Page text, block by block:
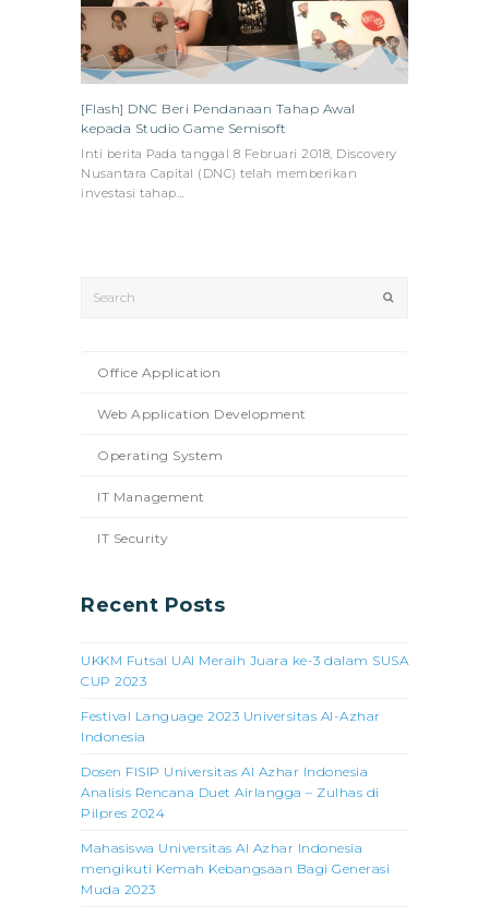
[Flash] DNC Beri Pendanaan Tahap Awal
kepada Studio Game Semisoft
Inti berita Pada tanggal 8 Februari 2018, Discovery
Nusantara Capital (DNC) telah memberikan
investasi tahap…
Office Application
Web Application Development
Operating System
IT Management
IT Security
Recent Posts
UKKM Futsal UAI Meraih Juara ke-3 dalam SUSA
CUP 2023
Festival Language 2023 Universitas Al-Azhar
Indonesia
Dosen FISIP Universitas Al Azhar Indonesia
Analisis Rencana Duet Airlangga – Zulhas di
Pilpres 2024
Mahasiswa Universitas Al Azhar Indonesia
mengikuti Kemah Kebangsaan Bagi Generasi
Muda 2023